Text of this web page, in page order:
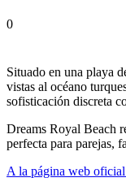
0
Situado en una playa
vistas al océano
sofisticación discreta
Dreams Royal Beach
perfecta para parejas,
A la página web